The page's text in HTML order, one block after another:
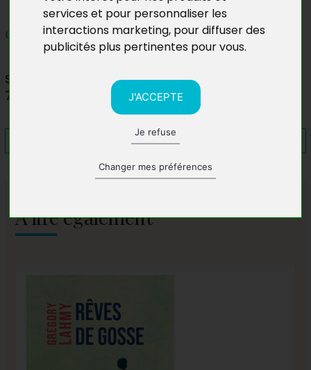
services et pour personnaliser les
interactions marketing, pour diffuser des
publicités plus pertinentes pour vous.
J'ACCEPTE
Je refuse
Changer mes préférences
dimanche 16 novembre 2014
Salon du livre de Yenne
73170 Yenne
A lire également